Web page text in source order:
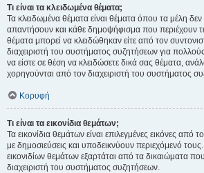
Τι είναι τα κλειδωμένα θέματα;
Τα κλειδωμένα θέματα είναι θέματα όπου τα μέλη
απαντήσουν και κάθε δημοψήφισμα που περιέχουν
θέματα μπορεί να κλειδώθηκαν είτε από τον
διαχειριστή του συστήματος συζητήσεων για
να είστε σε θέση να κλειδώσετε δικά σας θέματα,
χορηγούνται από τον διαχειριστή του συστήματος
Κορυφή
Τι είναι τα εικονίδια θεμάτων;
Τα εικονίδια θεμάτων είναι επιλεγμένες εικόνες από
με δημοσιεύσεις και υποδεικνύουν περιεχόμενό
εικονιδίων θεμάτων εξαρτάται από τα δικαιώματα
διαχειριστή του συστήματος συζητήσεων.